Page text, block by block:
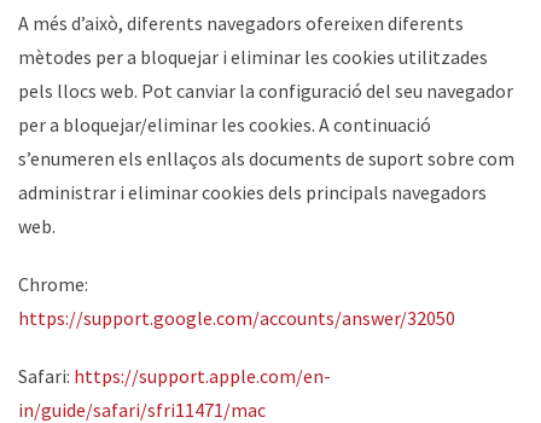
A més d’això, diferents navegadors ofereixen diferents
mètodes per a bloquejar i eliminar les cookies utilitzades
pels llocs web. Pot canviar la configuració del seu navegador
per a bloquejar/eliminar les cookies. A continuació
s’enumeren els enllaços als documents de suport sobre com
administrar i eliminar cookies dels principals navegadors
web.
Chrome:
https://support.google.com/accounts/answer/32050
Safari: https://support.apple.com/en-
in/guide/safari/sfri11471/mac